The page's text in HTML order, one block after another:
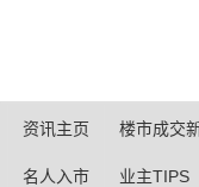
资讯主页 楼市成交
名人入市 业主TIPS